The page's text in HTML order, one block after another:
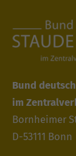
Bund
im
Bornheimer
D-53111 Bonn